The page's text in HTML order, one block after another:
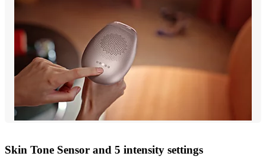
Skin Tone Sensor and 5 intensity settings